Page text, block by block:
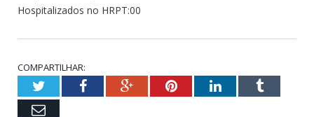
Hospitalizados no HRPT:00
COMPARTILHAR:
TwitterFacebookGoogle+PinterestLinkedInTumblr
Email